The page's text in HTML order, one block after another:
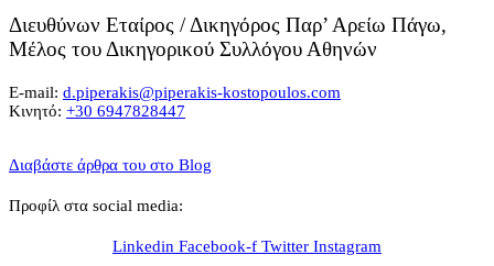
Διευθύνων Εταίρος / Δικηγόρος Παρ’ Αρείω Πάγω,
Μέλος του Δικηγορικού Συλλόγου Αθηνών
E-mail: d.piperakis@piperakis-kostopoulos.com
Κινητό: +30 6947828447
Διαβάστε άρθρα του στο Blog
Προφίλ στα social media:
Linkedin Facebook-f Twitter Instagram